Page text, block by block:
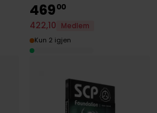
46900
422,10
Medlem
Kun 2 igjen